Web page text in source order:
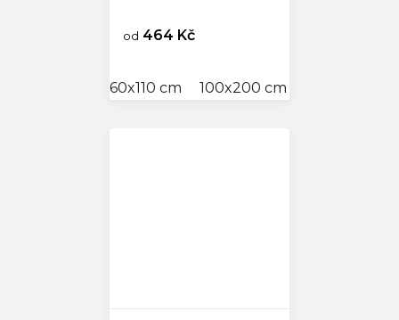
od 464 Kč
60x110 cm 100x200 cm